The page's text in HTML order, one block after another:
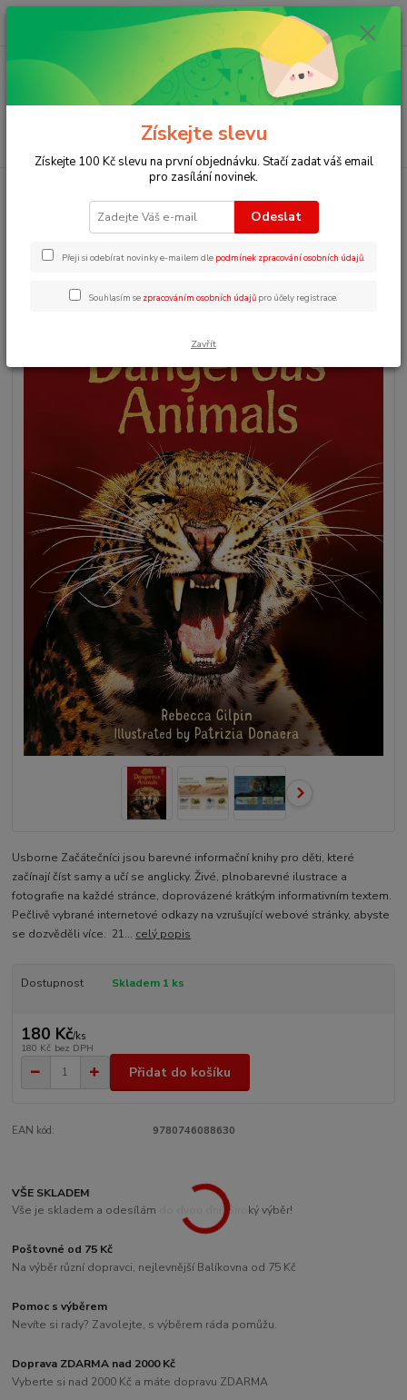
Menu
ks
0 Kč
Angličtina pro začátečníky
Beginners Dangerous Animals
Usborne Začátečníci jsou barevné informační knihy pro děti, které
začínají číst samy a učí se anglicky. Živé, plnobarevné ilustrace a
fotografie na každé stránce, doprovázené krátkým informativním textem.
Pečlivě vybrané internetové odkazy na vzrušující webové stránky, abyste
se dozvěděli více. 21... celý popis
Dostupnost Skladem 1 ks
180 Kč/ks
180 Kč bez DPH
Přidat do košíku
EAN kód: 9780746088630
VŠE SKLADEM
Vše je skladem a odesílám do dvou dní. Široký výběr!
Poštovné od 75 Kč
Na výběr různí dopravci, nejlevnější Balíkovna od 75 Kč
Pomoc s výběrem
Nevíte si rady? Zavolejte, s výběrem ráda pomůžu.
Doprava ZDARMA nad 2000 Kč
Vyberte si nad 2000 Kč a máte dopravu ZDARMA
Získejte slevu
Získejte 100 Kč slevu na první objednávku. Stačí zadat váš email
pro zasílání novinek.
Odeslat
Přeji si odebírat novinky e-mailem dle podmínek zpracování osobních údajů.
Souhlasím se zpracováním osobních údajů pro účely registrace.
Zavřít